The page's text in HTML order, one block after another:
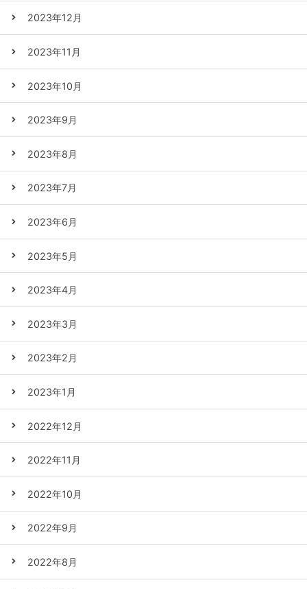
2023年12月
2023年11月
2023年10月
2023年9月
2023年8月
2023年7月
2023年6月
2023年5月
2023年4月
2023年3月
2023年2月
2023年1月
2022年12月
2022年11月
2022年10月
2022年9月
2022年8月